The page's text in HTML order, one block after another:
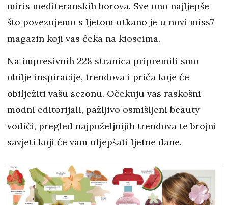
miris mediteranskih borova. Sve ono najljepše
što povezujemo s ljetom utkano je u novi miss7
magazin koji vas čeka na kioscima.
Na impresivnih 228 stranica pripremili smo
obilje inspiracije, trendova i priča koje će
obilježiti vašu sezonu. Očekuju vas raskošni
modni editorijali, pažljivo osmišljeni beauty
vodiči, pregled najpoželjnijih trendova te brojni
savjeti koji će vam uljepšati ljetne dane.